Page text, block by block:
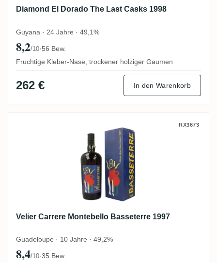
Diamond El Dorado The Last Casks 1998
Guyana · 24 Jahre · 49,1%
8,2/10·56 Bew.
Fruchtige Kleber-Nase, trockener holziger Gaumen
262 € In den Warenkorb
Velier Carrere Montebello Basseterre 1997
RX3673
Velier Carrere Montebello Basseterre 1997
Guadeloupe · 10 Jahre · 49,2%
8,4/10·35 Bew.